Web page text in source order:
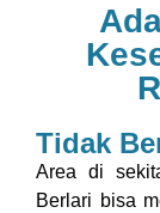
Tidak
Area di
Berlari bisa